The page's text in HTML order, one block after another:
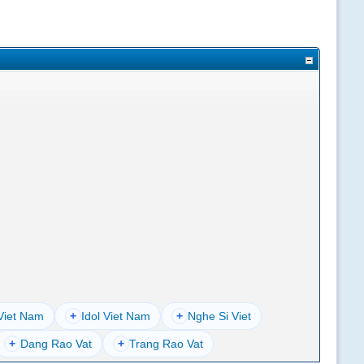
Nam + Idol Viet Nam + Nghe Si Viet
+ Dang Rao Vat + Trang Rao Vat